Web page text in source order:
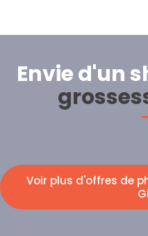
Envie d'un
Voir plus d'offres de